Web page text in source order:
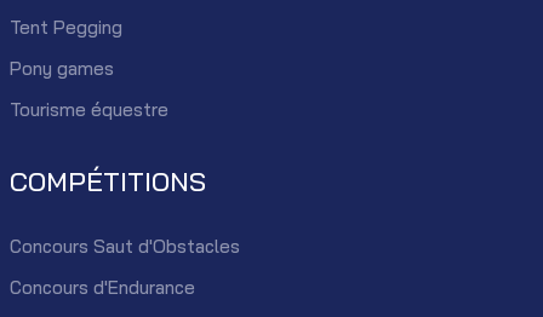
Tent Pegging
Pony games
Tourisme équestre
COMPÉTITIONS
Concours Saut d'Obstacles
Concours d'Endurance